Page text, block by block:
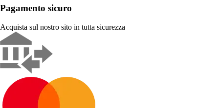
Pagamento sicuro
Acquista sul nostro sito in tutta sicurezza